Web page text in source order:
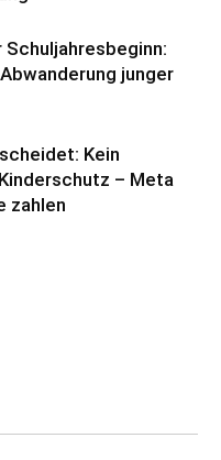
Schuljahresbeginn:
junger
Kein
– Meta
zahlen